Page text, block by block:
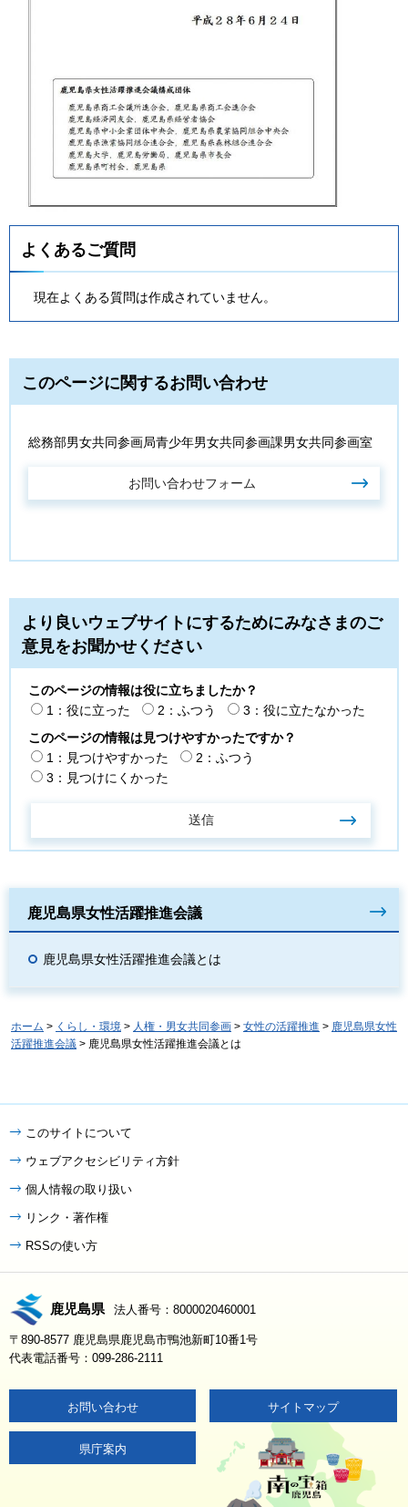
よくあるご質問
現在よくある質問は作成されていません。
このページに関するお問い合わせ
総務部男女共同参画局青少年男女共同参画課男女共同参画室
より良いウェブサイトにするためにみなさまのご
意見をお聞かせください
このページの情報は役に立ちましたか？
1：役に立った
2：ふつう
3：役に立たなかった
このページの情報は見つけやすかったですか？
1：見つけやすかった
2：ふつう
3：見つけにくかった
鹿児島県女性活躍推進会議
鹿児島県女性活躍推進会議とは
ホーム > くらし・環境 > 人権・男女共同参画 > 女性の活躍推進 > 鹿児島県女性
活躍推進会議 > 鹿児島県女性活躍推進会議とは
このサイトについて
ウェブアクセシビリティ方針
個人情報の取り扱い
リンク・著作権
RSSの使い方
鹿児島県 法人番号：8000020460001
〒890-8577 鹿児島県鹿児島市鴨池新町10番1号
代表電話番号：099-286-2111
お問い合わせ サイトマップ
県庁案内